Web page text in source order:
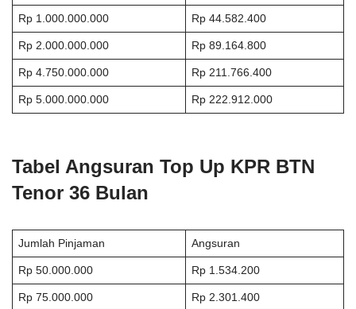
Rp 1.000.000.000 Rp 44.582.400
Rp 2.000.000.000 Rp 89.164.800
Rp 4.750.000.000 Rp 211.766.400
Rp 5.000.000.000 Rp 222.912.000
Tabel Angsuran Top Up KPR BTN
Tenor 36 Bulan
Jumlah Pinjaman Angsuran
Rp 50.000.000 Rp 1.534.200
Rp 75.000.000 Rp 2.301.400